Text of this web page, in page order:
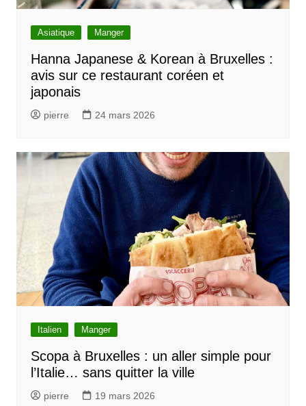
Asiatique Manger
Hanna Japanese & Korean à Bruxelles :
avis sur ce restaurant coréen et
japonais
pierre 24 mars 2026
Italien Manger
Scopa à Bruxelles : un aller simple pour
l’Italie… sans quitter la ville
pierre 19 mars 2026